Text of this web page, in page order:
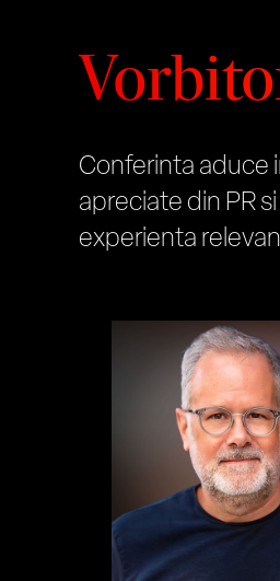
Conferinta aduce
apreciate din PR
experienta